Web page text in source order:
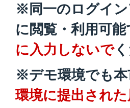
※同一のログイン
に閲覧・利用可
に入力しないでく
※デモ環境でも本
環境に提出され